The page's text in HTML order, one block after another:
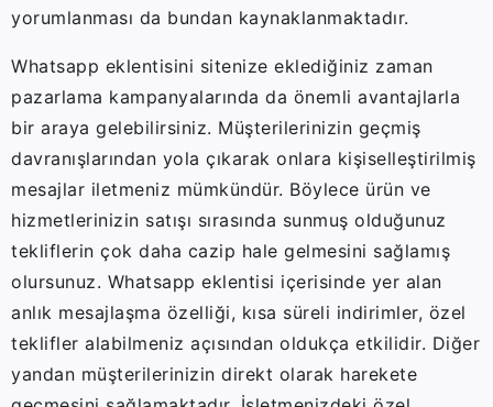
yorumlanması da bundan kaynaklanmaktadır.
Whatsapp eklentisini sitenize eklediğiniz zaman
pazarlama kampanyalarında da önemli avantajlarla
bir araya gelebilirsiniz. Müşterilerinizin geçmiş
davranışlarından yola çıkarak onlara kişiselleştirilmiş
mesajlar iletmeniz mümkündür. Böylece ürün ve
hizmetlerinizin satışı sırasında sunmuş olduğunuz
tekliflerin çok daha cazip hale gelmesini sağlamış
olursunuz. Whatsapp eklentisi içerisinde yer alan
anlık mesajlaşma özelliği, kısa süreli indirimler, özel
teklifler alabilmeniz açısından oldukça etkilidir. Diğer
yandan müşterilerinizin direkt olarak harekete